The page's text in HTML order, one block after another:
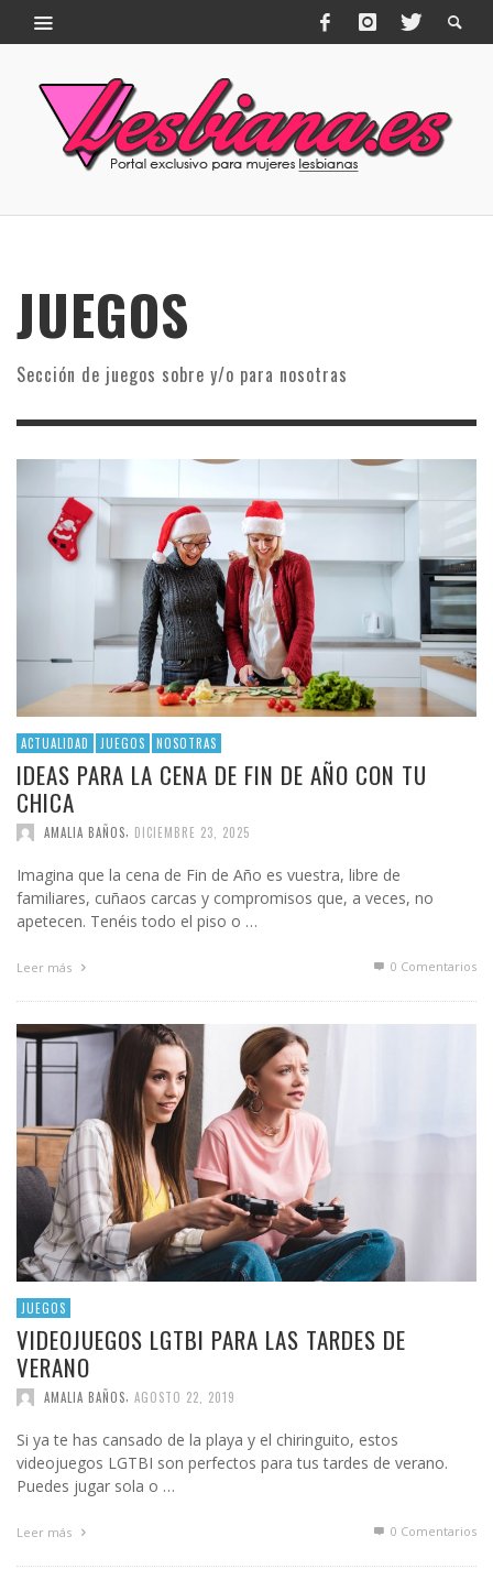
JUEGOS
Sección de juegos sobre y/o para nosotras
ACTUALIDAD JUEGOS NOSOTRAS
IDEAS PARA LA CENA DE FIN DE AÑO CON TU
CHICA
AMALIA BAÑOS DICIEMBRE 23, 2025
Imagina que la cena de Fin de Año es vuestra, libre de
familiares, cuñaos carcas y compromisos que, a veces, no
apetecen. Tenéis todo el piso o …
Leer más 0 Comentarios
JUEGOS
VIDEOJUEGOS LGTBI PARA LAS TARDES DE
VERANO
AMALIA BAÑOS AGOSTO 22, 2019
Si ya te has cansado de la playa y el chiringuito, estos
videojuegos LGTBI son perfectos para tus tardes de verano.
Puedes jugar sola o …
Leer más 0 Comentarios